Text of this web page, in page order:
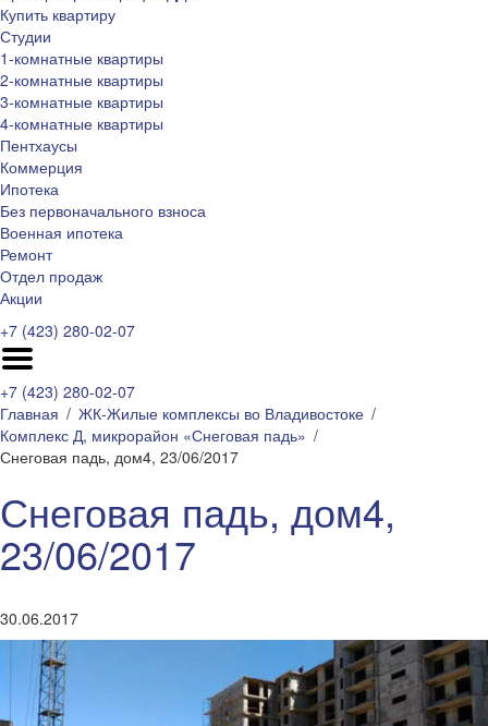
Купить квартиру
Студии
1-комнатные квартиры
2-комнатные квартиры
3-комнатные квартиры
4-комнатные квартиры
Пентхаусы
Коммерция
Ипотека
Без первоначального взноса
Военная ипотека
Ремонт
Отдел продаж
Акции
+7 (423) 280-02-07
+7 (423) 280-02-07
Главная
ЖК-Жилые комплексы во Владивостоке
Комплекс Д, микрорайон «Снеговая падь»
Снеговая падь, дом4, 23/06/2017
Снеговая падь, дом4,
23/06/2017
30.06.2017